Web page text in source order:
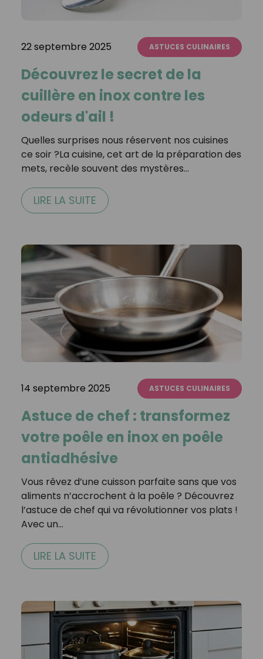
22 septembre 2025 ASTUCES CULINAIRES
Découvrez le secret de la
cuillère en inox contre les
odeurs d'ail !
Quelles surprises nous réservent nos cuisines
ce soir ?La cuisine, cet art de la préparation des
mets, recèle souvent des mystères…
LIRE LA SUITE
14 septembre 2025 ASTUCES CULINAIRES
Astuce de chef : transformez
votre poêle en inox en poêle
antiadhésive
Vous rêvez d’une cuisson parfaite sans que vos
aliments n’accrochent à la poêle ? Découvrez
l’astuce de chef qui va révolutionner vos plats !
Avec un…
LIRE LA SUITE